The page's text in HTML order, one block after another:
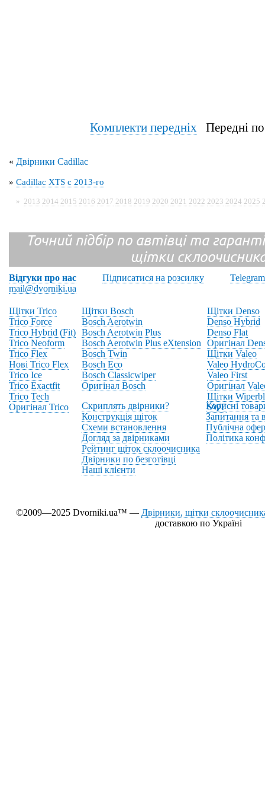
Комплекти передніхПередні
« Двірники Cadillac
» Cadillac XTS с 2013-го
» 2013 2014 2015 2016 2017 2018 2019 2020 2021 2022 2023 2024 2025
Точний підбір по автівці та
щітки
Відгуки про нас Підписатися на розсилку
Telegram
mail@dvorniki.ua
Щітки Trico
Trico Force
Trico Hybrid (Fit)
Trico Neoform
Trico Flex
Нові Trico Flex
Trico Ice
Trico Exactfit
Trico Tech
Оригінал Trico
Щітки Bosch
Bosch Aerotwin
Bosch Aerotwin Plus
Bosch Aerotwin Plus eXtension
Bosch Twin
Bosch Eco
Bosch Classicwiper
Оригінал Bosch
Щітки Denso
Denso Hybrid
Denso Flat
Оригінал
Щітки Valeo
Valeo
Valeo First
Оригінал
Щітки
SWF
Скриплять двірники?
Конструкція щіток
Схеми встановлення
Догляд за двірниками
Рейтинг щіток склоочисника
Двірники по безготівці
Наші клієнти
Корисні
Запитання та
Публічна
Політика
©2009—2025 Dvorniki.ua™ — Двірники, щітки
доставкою по Україні